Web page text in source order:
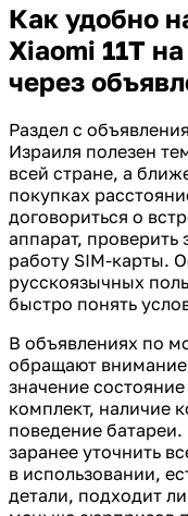
Как удобно
Xiaomi 11T
через
Раздел с
Израиля полезен
всей стране, а
покупках
договориться о
аппарат, проверить
работу SIM-карты.
русскоязычных
быстро понять
В объявлениях по
обращают
значение
комплект, наличие
поведение
заранее уточнить
в использовании,
детали, подходит